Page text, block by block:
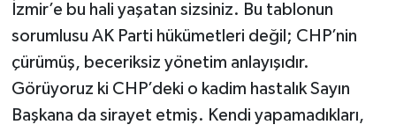
İzmir’e bu hali yaşatan sizsiniz. Bu tablonun
sorumlusu AK Parti hükümetleri değil; CHP’nin
çürümüş, beceriksiz yönetim anlayışıdır.
Görüyoruz ki CHP’deki o kadim hastalık Sayın
Başkana da sirayet etmiş. Kendi yapamadıkları,